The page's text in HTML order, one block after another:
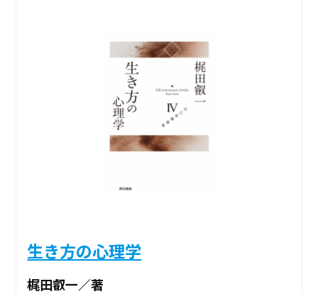
生き方の心理学
梶田叡一／著